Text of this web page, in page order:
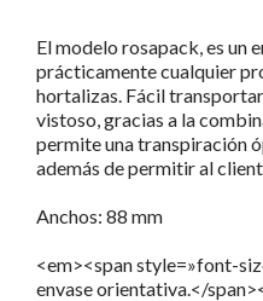
El modelo rosapack, es un
prácticamente cualquier
hortalizas. Fácil
vistoso, gracias a la
permite una transpiración
además de permitir al
Anchos: 88 mm
<em><span style=»font-
envase orientativa.</